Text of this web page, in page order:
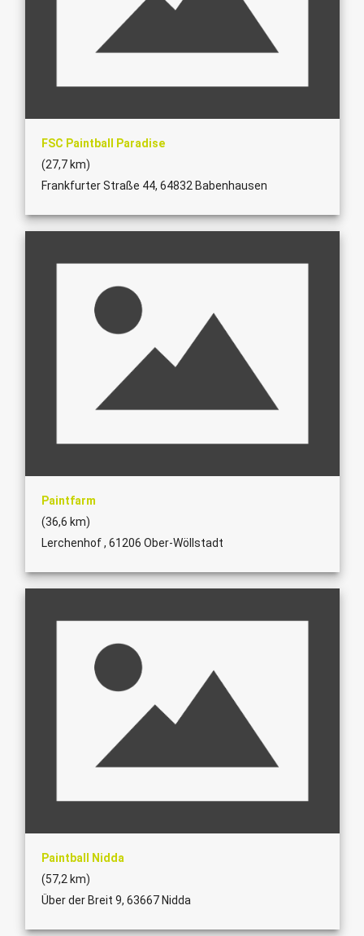
FSC Paintball Paradise
(27,7 km)
Frankfurter Straße 44, 64832 Babenhausen
Paintfarm
(36,6 km)
Lerchenhof , 61206 Ober-Wöllstadt
Paintball Nidda
(57,2 km)
Über der Breit 9, 63667 Nidda